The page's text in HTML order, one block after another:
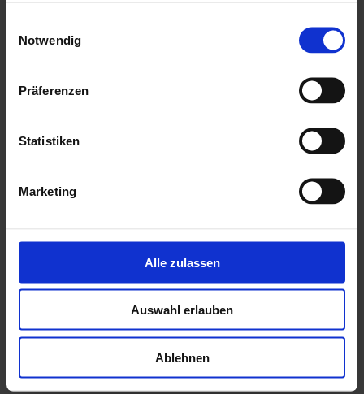
Notwendig
Präferenzen
Statistiken
Marketing
Alle zulassen
Auswahl erlauben
Ablehnen